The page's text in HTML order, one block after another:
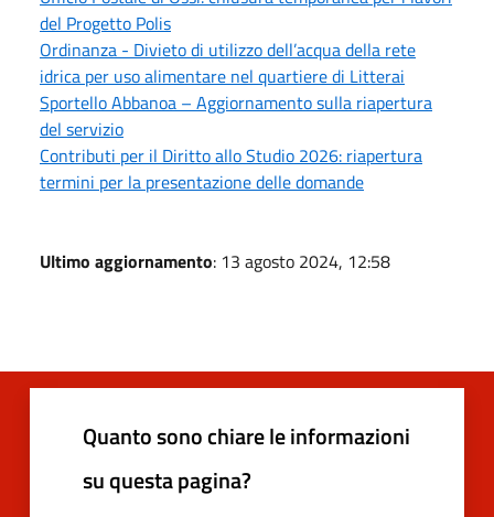
del Progetto Polis
Ordinanza - Divieto di utilizzo dell’acqua della rete
idrica per uso alimentare nel quartiere di Litterai
Sportello Abbanoa – Aggiornamento sulla riapertura
del servizio
Contributi per il Diritto allo Studio 2026: riapertura
termini per la presentazione delle domande
Ultimo aggiornamento: 13 agosto 2024, 12:58
Quanto sono chiare le informazioni
su questa pagina?